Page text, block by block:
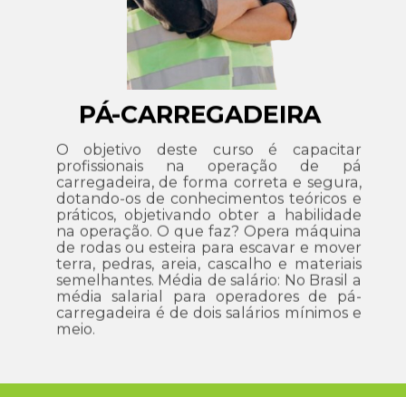
O objetivo deste curso é capacitar
profissionais na operação de pá
carregadeira, de forma correta e segura,
dotando-os de conhecimentos teóricos e
práticos, objetivando obter a habilidade
na operação. O que faz? Opera máquina
de rodas ou esteira para escavar e mover
terra, pedras, areia, cascalho e materiais
semelhantes. Média de salário: No Brasil a
média salarial para operadores de pá-
carregadeira é de dois salários mínimos e
meio.
PÁ-CARREGADEIRA